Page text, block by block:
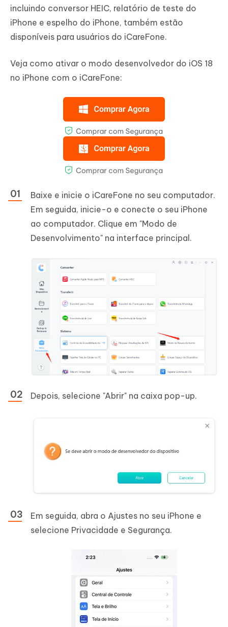
incluindo conversor HEIC, relatório de teste do
iPhone e espelho do iPhone, também estão
disponíveis para usuários do iCareFone.
Veja como ativar o modo desenvolvedor do iOS 18
no iPhone com o iCareFone:
Baixe e inicie o iCareFone no seu computador.
Em seguida, inicie-o e conecte o seu iPhone
ao computador. Clique em "Modo de
Desenvolvimento" na interface principal.
Depois, selecione "Abrir" na caixa pop-up.
Em seguida, abra o Ajustes no seu iPhone e
selecione Privacidade e Segurança.